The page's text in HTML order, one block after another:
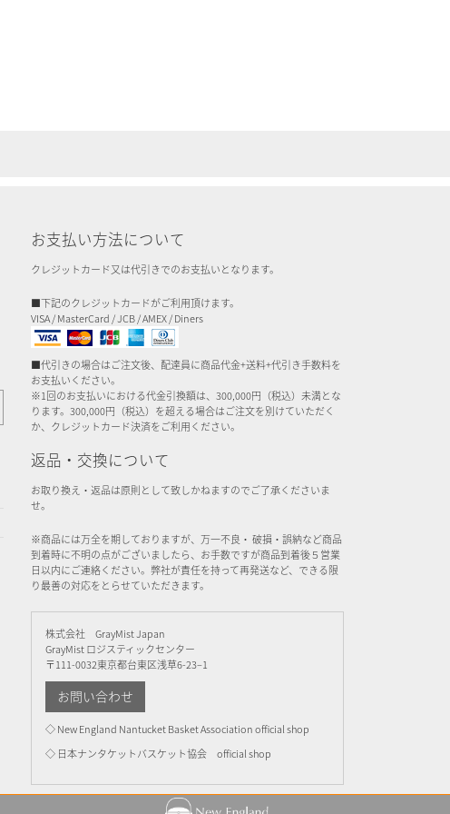
お支払い方法について
クレジットカード又は代引きでのお支払いとなります。
■下記のクレジットカードがご利用頂けます。
VISA / MasterCard / JCB / AMEX / Diners
■代引きの場合はご注文後、配達員に商品代金+送料+代引き手数料を
お支払いください。
※1回のお支払いにおける代金引換額は、300,000円（税込）未満とな
ります。300,000円（税込）を超える場合はご注文を別けていただく
か、クレジットカード決済をご利用ください。
返品・交換について
お取り換え・返品は原則として致しかねますのでご了承くださいま
せ。
※商品には万全を期しておりますが、万一不良・ 破損・誤納など商品
到着時に不明の点がございましたら、お手数ですが商品到着後５営業
日以内にご連絡ください。弊社が責任を持って再発送など、できる限
り最善の対応をとらせていただきます。
株式会社 GrayMist Japan
GrayMist ロジスティックセンター
〒111-0032東京都台東区浅草6-23–1
お問い合わせ
◇ New England Nantucket Basket Association official shop
◇ 日本ナンタケットバスケット協会 official shop